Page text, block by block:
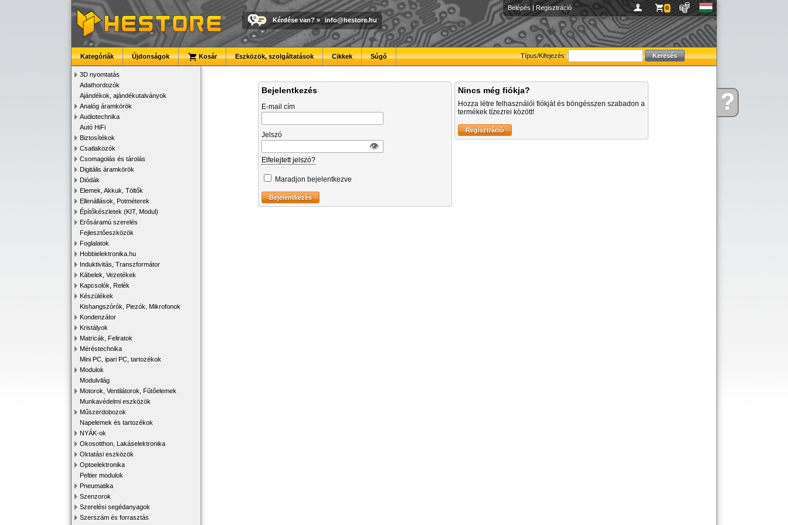
Kérdése?
Belépés | Regisztráció 0
Kérdése van? » info@hestore.hu
Típus/Kifejezés:
Kategóriák Újdonságok Kosár Eszközök, szolgáltatások Cikkek Súgó
3D nyomtatás
Adathordozók
Ajándékok, ajándékutalványok
Analóg áramkörök
Audiotechnika
Autó HiFi
Biztosítékok
Csatlakozók
Csomagolás és tárolás
Digitális áramkörök
Diódák
Elemek, Akkuk, Töltők
Ellenállások, Potméterek
Építőkészletek (KIT, Modul)
Erősáramú szerelés
Fejlesztőeszközök
Foglalatok
Hobbielektronika.hu
Induktivitás, Transzformátor
Kábelek, Vezetékek
Kapcsolók, Relék
Készülékek
Kishangszórók, Piezók, Mikrofonok
Kondenzátor
Kristályok
Matricák, Feliratok
Méréstechnika
Mini PC, ipari PC, tartozékok
Modulok
Modulvilág
Motorok, Ventilátorok, Fűtőelemek
Munkavédelmi eszközök
Műszerdobozok
Napelemek és tartozékok
NYÁK-ok
Okosotthon, Lakáselektronika
Oktatási eszközök
Optoelektronika
Peltier modulok
Pneumatika
Szenzorok
Szerelési segédanyagok
Szerszám és forrasztás
Bejelentkezés
E-mail cím
Jelszó
👁︎
Elfelejtett jelszó?
Maradjon bejelentkezve
Nincs még fiókja?
Hozza létre felhasználói fiókját és böngésszen szabadon a
termékek tízezrei között!